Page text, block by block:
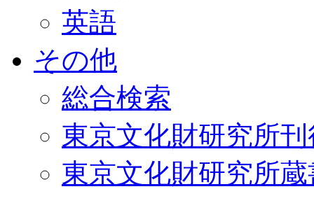
英語
その他
総合検索
東京文化財研究所
東京文化財研究所